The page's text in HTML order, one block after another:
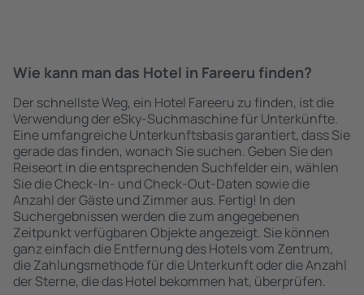
Wie kann man das Hotel in Fareeru finden?
Der schnellste Weg, ein Hotel Fareeru zu finden, ist die
Verwendung der eSky-Suchmaschine für Unterkünfte.
Eine umfangreiche Unterkunftsbasis garantiert, dass Sie
gerade das finden, wonach Sie suchen. Geben Sie den
Reiseort in die entsprechenden Suchfelder ein, wählen
Sie die Check-In- und Check-Out-Daten sowie die
Anzahl der Gäste und Zimmer aus. Fertig! In den
Suchergebnissen werden die zum angegebenen
Zeitpunkt verfügbaren Objekte angezeigt. Sie können
ganz einfach die Entfernung des Hotels vom Zentrum,
die Zahlungsmethode für die Unterkunft oder die Anzahl
der Sterne, die das Hotel bekommen hat, überprüfen.